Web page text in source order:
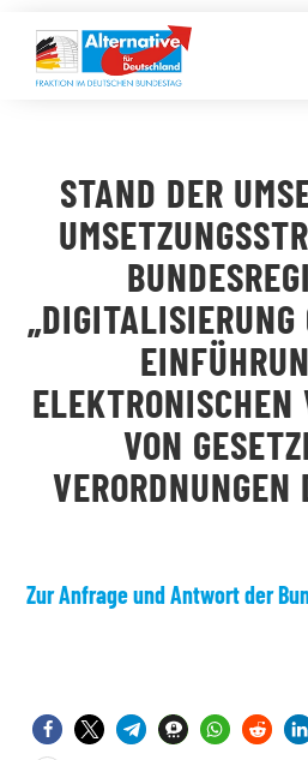
Inhalt
springen
LANDESGRUPPEN
VERANSTALTUNGEN
STELLENPORTAL
STAND DER
„DIGITALISIERUNG
ELEKTRONISCHEN
VON
VERORDNUNGEN
Zur Anfrage und Antwort der